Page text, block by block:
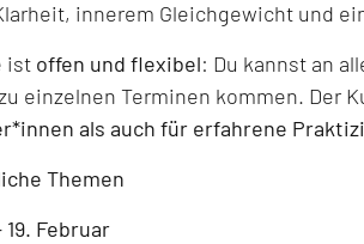
innerem Gleichgewicht und
ist offen und flexibel: Du kannst an
einzelnen Terminen kommen. Der
als auch für erfahrene
Themen
19. Februar